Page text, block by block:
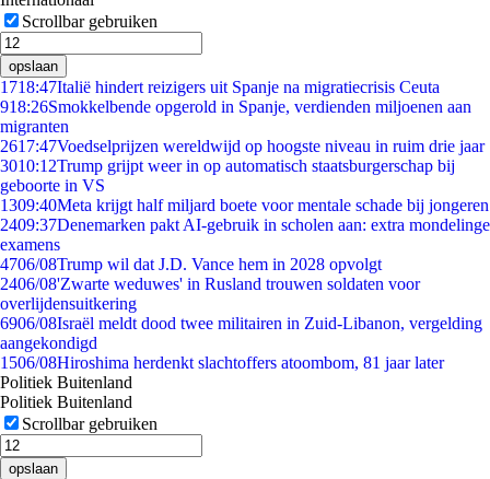
Scrollbar gebruiken
opslaan
1718:47Italië hindert reizigers uit Spanje na migratiecrisis Ceuta
918:26Smokkelbende opgerold in Spanje, verdienden miljoenen aan
migranten
2617:47Voedselprijzen wereldwijd op hoogste niveau in ruim drie jaar
3010:12Trump grijpt weer in op automatisch staatsburgerschap bij
geboorte in VS
1309:40Meta krijgt half miljard boete voor mentale schade bij jongeren
2409:37Denemarken pakt AI-gebruik in scholen aan: extra mondelinge
examens
4706/08Trump wil dat J.D. Vance hem in 2028 opvolgt
2406/08'Zwarte weduwes' in Rusland trouwen soldaten voor
overlijdensuitkering
6906/08Israël meldt dood twee militairen in Zuid-Libanon, vergelding
aangekondigd
1506/08Hiroshima herdenkt slachtoffers atoombom, 81 jaar later
Politiek Buitenland
Politiek Buitenland
Scrollbar gebruiken
opslaan